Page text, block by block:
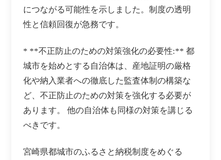
につながる可能性を示しました。制度の透明
性と信頼回復が急務です。
* **不正防止のための対策強化の必要性:** 都
城市を始めとする自治体は、産地証明の厳格
化や納入業者への徹底した監査体制の構築な
ど、不正防止のための対策を強化する必要が
あります。 他の自治体も同様の対策を講じる
べきです。
宮崎県都城市のふるさと納税制度をめぐる